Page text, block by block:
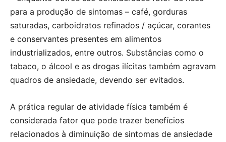
para a produção de sintomas – café, gorduras
saturadas, carboidratos refinados / açúcar, corantes
e conservantes presentes em alimentos
industrializados, entre outros. Substâncias como o
tabaco, o álcool e as drogas ilícitas também agravam
quadros de ansiedade, devendo ser evitados.
A prática regular de atividade física também é
considerada fator que pode trazer benefícios
relacionados à diminuição de sintomas de ansiedade